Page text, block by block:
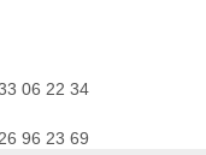
06 22 34
96 23 69